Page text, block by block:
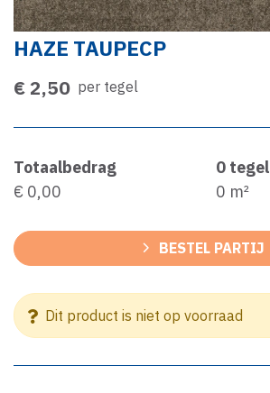
HAZE TAUPECP
€ 2,50 per tegel
Totaalbedrag
€ 0,00
0 tegel
0 m²
BESTEL PARTIJ
Dit product is niet op voorraad